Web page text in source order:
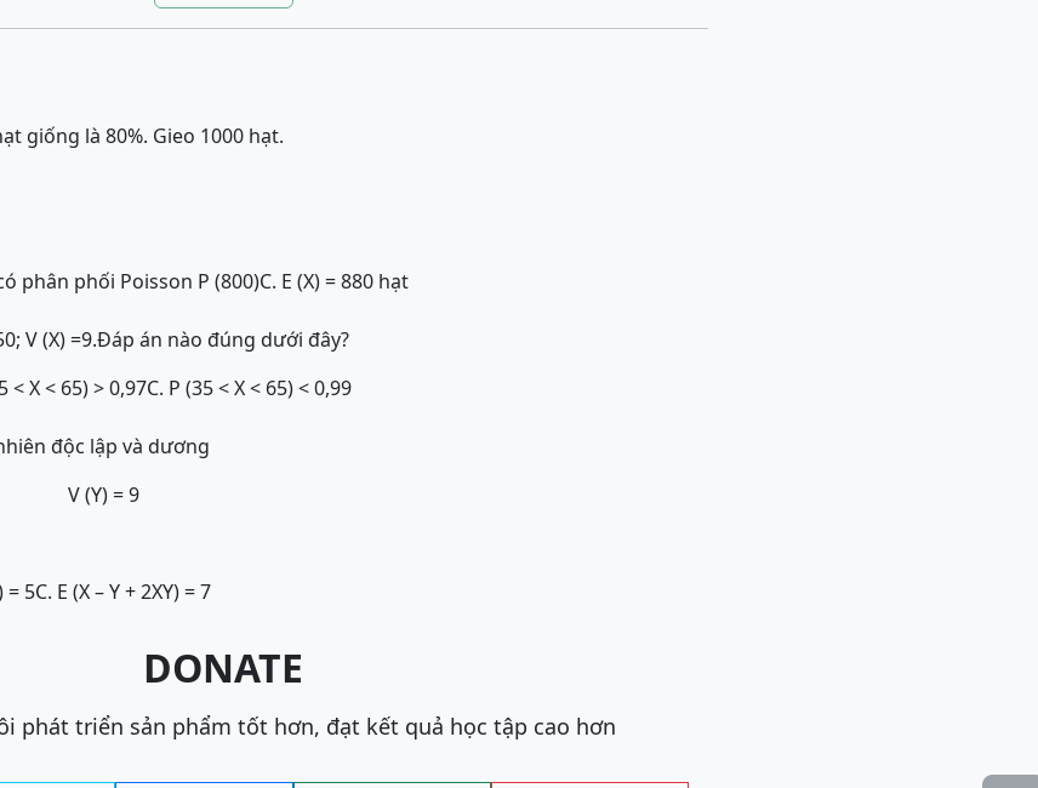
giống là 80%. Gieo 1000 hạt.
phân phối Poisson P (800)C. E (X) = 880 hạt
V (X) =9.Đáp án nào đúng dưới đây?
< X < 65) > 0,97C. P (35 < X < 65) < 0,99
độc lập và dương
V (Y) = 9
= 5C. E (X – Y + 2XY) = 7
DONATE
phát triển sản phẩm tốt hơn, đạt kết quả học tập cao hơn